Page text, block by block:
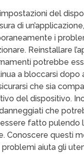
del
di
i
Reinstallare
potrebbe
a bloccarsi
che sia
del dispositivo.
che
fatto pulendo
Conoscere questi
aiuta gli